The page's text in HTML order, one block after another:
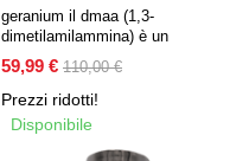
geranium il dmaa (1,3-
dimetilamilammina) è un
integratore di geranio utile per la
perdita di peso è anche un
potente stimolante ed
energizzante per questo motivo
trova un ampio uso anche per il
59,99 € 110,00 €
Prezzi ridotti!
Disponibile